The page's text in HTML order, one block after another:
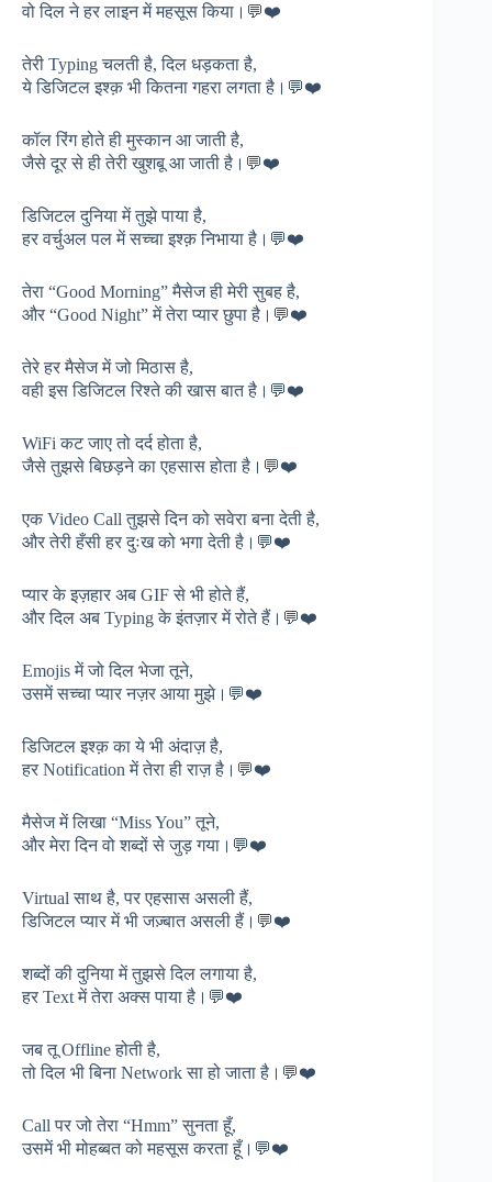
वो दिल ने हर लाइन में महसूस किया।💬❤️
तेरी Typing चलती है, दिल धड़कता है,
ये डिजिटल इश्क़ भी कितना गहरा लगता है।💬❤️
कॉल रिंग होते ही मुस्कान आ जाती है,
जैसे दूर से ही तेरी खुशबू आ जाती है।💬❤️
डिजिटल दुनिया में तुझे पाया है,
हर वर्चुअल पल में सच्चा इश्क़ निभाया है।💬❤️
तेरा “Good Morning” मैसेज ही मेरी सुबह है,
और “Good Night” में तेरा प्यार छुपा है।💬❤️
तेरे हर मैसेज में जो मिठास है,
वही इस डिजिटल रिश्ते की खास बात है।💬❤️
WiFi कट जाए तो दर्द होता है,
जैसे तुझसे बिछड़ने का एहसास होता है।💬❤️
एक Video Call तुझसे दिन को सवेरा बना देती है,
और तेरी हँसी हर दुःख को भगा देती है।💬❤️
प्यार के इज़हार अब GIF से भी होते हैं,
और दिल अब Typing के इंतज़ार में रोते हैं।💬❤️
Emojis में जो दिल भेजा तूने,
उसमें सच्चा प्यार नज़र आया मुझे।💬❤️
डिजिटल इश्क़ का ये भी अंदाज़ है,
हर Notification में तेरा ही राज़ है।💬❤️
मैसेज में लिखा “Miss You” तूने,
और मेरा दिन वो शब्दों से जुड़ गया।💬❤️
Virtual साथ है, पर एहसास असली हैं,
डिजिटल प्यार में भी जज़्बात असली हैं।💬❤️
शब्दों की दुनिया में तुझसे दिल लगाया है,
हर Text में तेरा अक्स पाया है।💬❤️
जब तू Offline होती है,
तो दिल भी बिना Network सा हो जाता है।💬❤️
Call पर जो तेरा “Hmm” सुनता हूँ,
उसमें भी मोहब्बत को महसूस करता हूँ।💬❤️